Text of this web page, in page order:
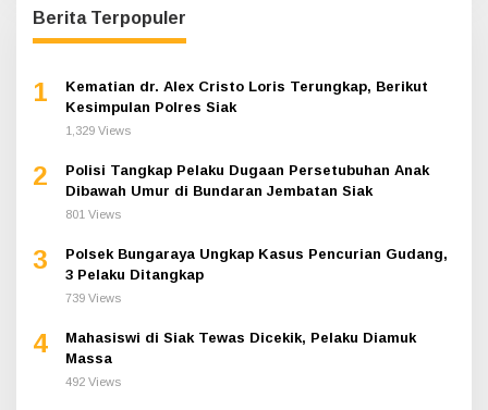
Berita Terpopuler
1
Kematian dr. Alex Cristo Loris Terungkap, Berikut
Kesimpulan Polres Siak
1,329 Views
2
Polisi Tangkap Pelaku Dugaan Persetubuhan Anak
Dibawah Umur di Bundaran Jembatan Siak
801 Views
3
Polsek Bungaraya Ungkap Kasus Pencurian Gudang,
3 Pelaku Ditangkap
739 Views
4
Mahasiswi di Siak Tewas Dicekik, Pelaku Diamuk
Massa
492 Views